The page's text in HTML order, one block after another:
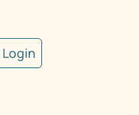
Login